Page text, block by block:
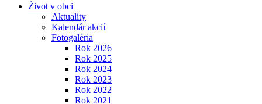
Život v obci
Aktuality
Kalendár akcií
Fotogaléria
Rok 2026
Rok 2025
Rok 2024
Rok 2023
Rok 2022
Rok 2021